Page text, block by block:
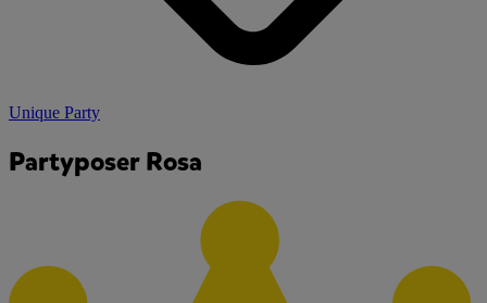
Unique Party
Partyposer Rosa